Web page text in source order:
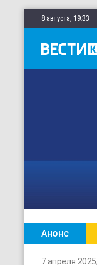
8 августа, 19:33
Анонс
7 апреля